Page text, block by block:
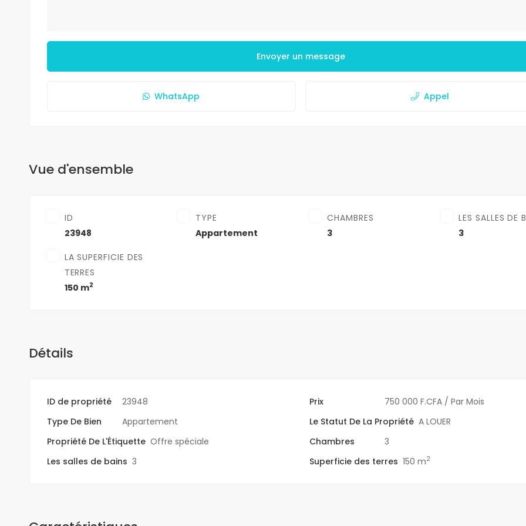
Envoyer un message
WhatsApp Appel
Vue d'ensemble
ID
23948
TYPE
Appartement
CHAMBRES
3
LES SALLES DE
3
LA SUPERFICIE DES
TERRES
150 m2
Détails
ID de propriété 23948 Prix 750 000 F.CFA / Par Mois
Type De Bien
Appartement Le Statut De La Propriété A LOUER
Propriété De L'Étiquette Offre spéciale Chambres
3
Les salles de bains 3 Superficie des terres 150 m2